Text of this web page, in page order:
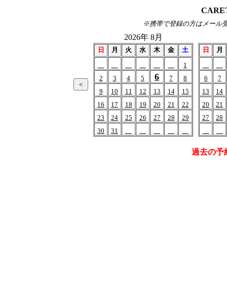
※携帯で登録の方はメール
2026年 8月
日 月 火 水 木 金
土
1
2
3 4 5 6 7
8
9
10 11 12 13 14
15
16
17 18 19 20 21
22
23
24 25 26 27 28
29
30
31
日 月
6
7
13
14
20
21
27
28
過去の予